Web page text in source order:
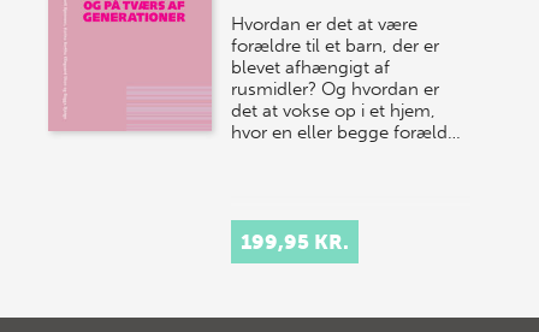
Hvordan er det at være
forældre til et barn, der er
blevet afhængigt af
rusmidler? Og hvordan er
det at vokse op i et hjem,
hvor en eller begge foræld…
199,95 KR.